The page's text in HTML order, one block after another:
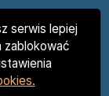
serwis lepiej
zablokować